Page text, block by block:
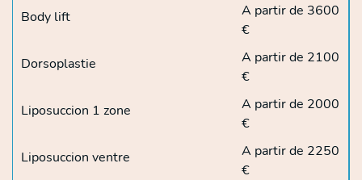
Body lift
A partir de 3600
€
Dorsoplastie
A partir de 2100
€
Liposuccion 1 zone
A partir de 2000
€
Liposuccion ventre
A partir de 2250
€